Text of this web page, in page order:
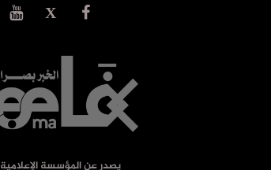
يصدر عن المؤسسة الإعلامية TIMATIGUE MEDIAS